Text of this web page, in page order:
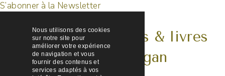
Nous utilisons des cookies
sur notre site pour
améliorer votre expérience
de navigation et vous
fournir des contenus et
services adaptés à vos
S’abonner à la Newsletter
Mes photos, recettes & livres
sur @marielaforetvegan